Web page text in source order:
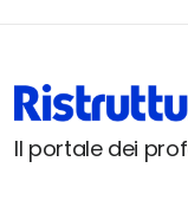
Il portale dei